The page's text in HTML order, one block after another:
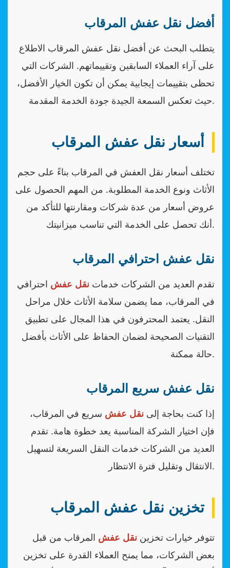
أفضل نقل عفش المرقاب
يتطلب البحث عن أفضل نقل عفش المرقاب الاطلاع
على آراء العملاء السابقين وتقييماتهم. الشركات التي
تحظى بتقييمات إيجابية يمكن أن تكون الخيار الأفضل،
حيث تعكس السمعة الجيدة جودة الخدمة المقدمة.
أسعار نقل عفش المرقاب
تختلف أسعار نقل العفش في المرقاب بناءً على حجم
الأثاث ونوع الخدمة المطلوبة. من المهم الحصول على
عروض أسعار من عدة شركات ومقارنتها للتأكد من
أنك تحصل على الخدمة التي تناسب ميزانيتك.
نقل عفش احترافي المرقاب
تقدم العديد من الشركات خدمات نقل عفش احترافي
في المرقاب، مما يضمن سلامة الأثاث خلال مراحل
النقل. يعتمد المحترفون في هذا المجال على تطبيق
التقنيات الصحيحة لضمان الحفاظ على الأثاث بأفضل
حالة ممكنة.
نقل عفش سريع المرقاب
إذا كنت بحاجة إلى نقل عفش سريع في المرقاب،
فإن اختيار الشركة المناسبة يعد خطوة هامة. تقدم
العديد من الشركات خدمات النقل السريعة لتسهيل
الانتقال وتقليل فترة الانتظار.
تخزين نقل عفش المرقاب
تتوفر خيارات تخزين نقل عفش المرقاب من قبل
بعض الشركات، مما يمنح العملاء القدرة على تخزين